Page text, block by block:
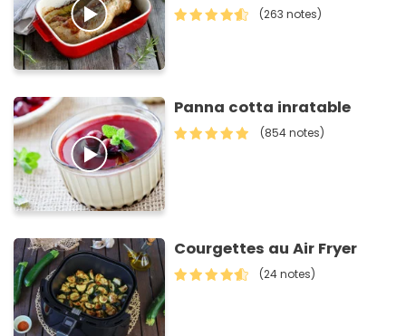
(263 notes)
Panna cotta inratable
(854 notes)
Courgettes au Air Fryer
(24 notes)